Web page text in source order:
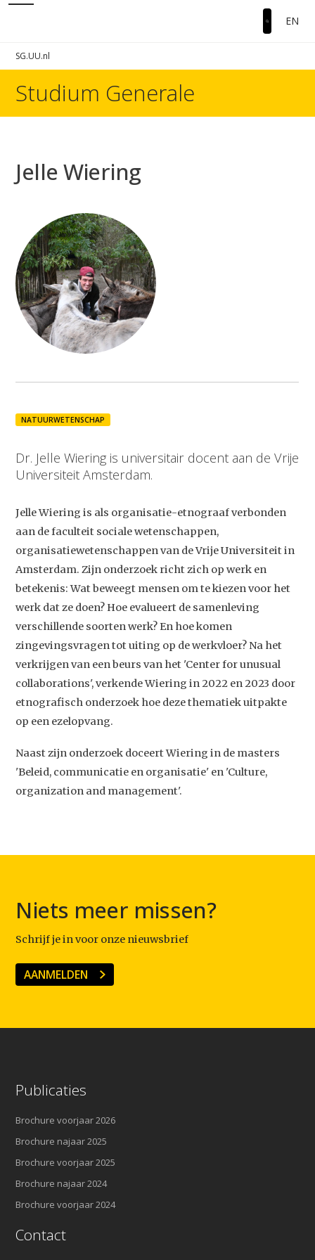
Studium Generale
Home
Agenda
Podcast
Artikelen
EN
SG.UU.nl
Studium Generale
Jelle Wiering
NATUURWETENSCHAP
Dr. Jelle Wiering is universitair docent aan de Vrije
Universiteit Amsterdam.
Jelle Wiering is als organisatie-etnograaf verbonden
aan de faculteit sociale wetenschappen,
organisatiewetenschappen van de Vrije Universiteit in
Amsterdam. Zijn onderzoek richt zich op werk en
betekenis: Wat beweegt mensen om te kiezen voor het
werk dat ze doen? Hoe evalueert de samenleving
verschillende soorten werk? En hoe komen
zingevingsvragen tot uiting op de werkvloer? Na het
verkrijgen van een beurs van het 'Center for unusual
collaborations', verkende Wiering in 2022 en 2023 door
etnografisch onderzoek hoe deze thematiek uitpakte
op een ezelopvang.
Naast zijn onderzoek doceert Wiering in de masters
'Beleid, communicatie en organisatie' en 'Culture,
organization and management'.
Niets meer missen?
Schrijf je in voor onze nieuwsbrief
AANMELDEN
Publicaties
Brochure voorjaar 2026
Brochure najaar 2025
Brochure voorjaar 2025
Brochure najaar 2024
Brochure voorjaar 2024
Contact